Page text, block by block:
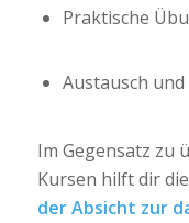
Praktische
Austausch
Im Gegensatz zu
Kursen hilft dir
der Absicht zur